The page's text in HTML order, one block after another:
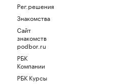
Рег.решения
Знакомства
Сайт
знакомств
podbor.ru
РБК
Компании
РБК Курсы